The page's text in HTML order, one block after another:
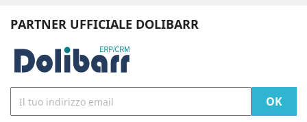
PARTNER UFFICIALE DOLIBARR